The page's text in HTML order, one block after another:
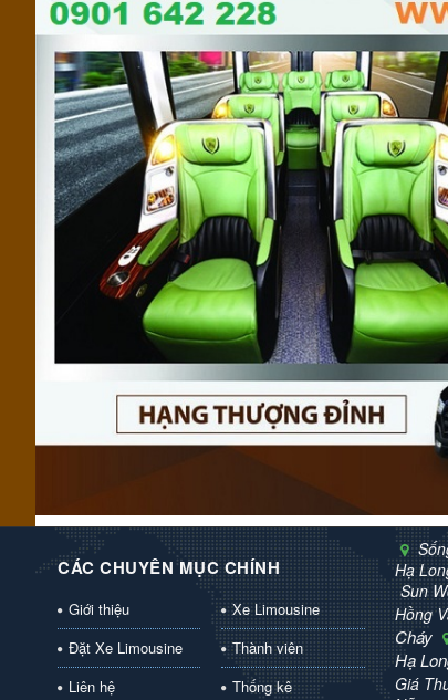
CÁC CHUYÊN MỤC CHÍNH
Giới thiệu
Xe Limousine
Đặt Xe Limousine
Thành viên
Liên hệ
Thống kê
Hạ
Sun
Hồng
Cháy
Hạ
Giá